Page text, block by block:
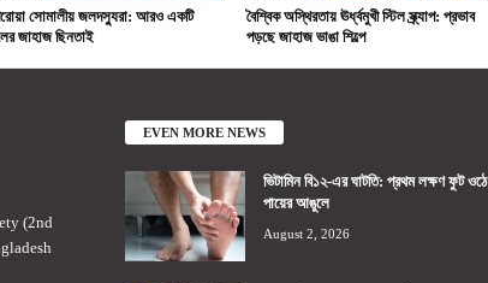
সোমালীয় জলদস্যুরা: আরও একটি
জাহাজ ছিনতাই
বৈশ্বিক অস্থিরতায় ঊর্ধ্বমুখী স্টিল স্ক্র্যাপ: প্রভাব
পড়ছে জাহাজ ভাঙা শিল্পে
(2nd
EVEN MORE NEWS
ভিটামিন বি১২-এর ঘাটতি: প্রথম লক্ষণ ফুট ওঠে
পায়ের আঙুলে
August 2, 2026